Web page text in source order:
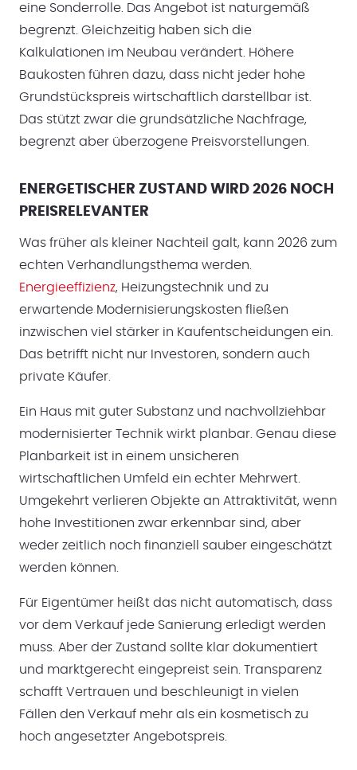
eine Sonderrolle. Das Angebot ist naturgemäß
begrenzt. Gleichzeitig haben sich die
Kalkulationen im Neubau verändert. Höhere
Baukosten führen dazu, dass nicht jeder hohe
Grundstückspreis wirtschaftlich darstellbar ist.
Das stützt zwar die grundsätzliche Nachfrage,
begrenzt aber überzogene Preisvorstellungen.
ENERGETISCHER ZUSTAND WIRD 2026 NOCH
PREISRELEVANTER
Was früher als kleiner Nachteil galt, kann 2026 zum
echten Verhandlungsthema werden.
Energieeffizienz, Heizungstechnik und zu
erwartende Modernisierungskosten fließen
inzwischen viel stärker in Kaufentscheidungen ein.
Das betrifft nicht nur Investoren, sondern auch
private Käufer.
Ein Haus mit guter Substanz und nachvollziehbar
modernisierter Technik wirkt planbar. Genau diese
Planbarkeit ist in einem unsicheren
wirtschaftlichen Umfeld ein echter Mehrwert.
Umgekehrt verlieren Objekte an Attraktivität, wenn
hohe Investitionen zwar erkennbar sind, aber
weder zeitlich noch finanziell sauber eingeschätzt
werden können.
Für Eigentümer heißt das nicht automatisch, dass
vor dem Verkauf jede Sanierung erledigt werden
muss. Aber der Zustand sollte klar dokumentiert
und marktgerecht eingepreist sein. Transparenz
schafft Vertrauen und beschleunigt in vielen
Fällen den Verkauf mehr als ein kosmetisch zu
hoch angesetzter Angebotspreis.